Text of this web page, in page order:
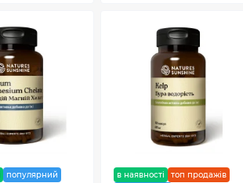
популярний в наявності
топ продажів